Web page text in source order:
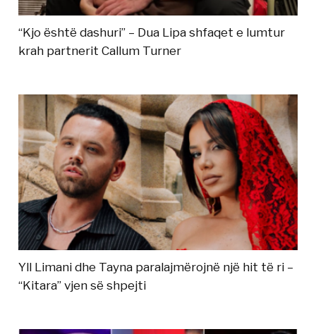
“Kjo është dashuri” – Dua Lipa shfaqet e lumtur
krah partnerit Callum Turner
Yll Limani dhe Tayna paralajmërojnë një hit të ri –
“Kitara” vjen së shpejti